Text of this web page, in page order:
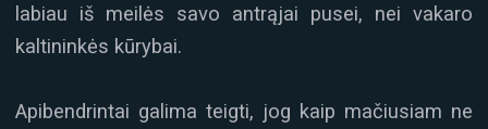
labiau iš meilės savo antrąjai pusei, nei vakaro
kaltininkės kūrybai.
Apibendrintai galima teigti, jog kaip mačiusiam ne